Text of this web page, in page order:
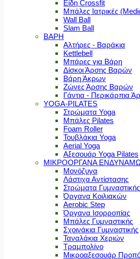
Είδη Crossfit
Μπάλες Ιατρικές
Wall Ball
Slam Ball
ΒΑΡΗ
Αλτήρες - Βαράκια
Kettlebell
Μπάρες για Βάρη
Δίσκοι Άρσης Βαρών
Βάρη Άκρων
Ζώνες Άρσης Βαρών
Γάντια - Περικάρπια
YOGA-PILATES
Στρώματα Yoga
Μπάλες Pilates
Foam Roller
Τουβλάκια Yoga
Aerial Yoga
Αξεσουάρ Yoga Pilates
ΜΙΚΡΟΟΡΓΑΝΑ
Μονόζυγα
Λάστιχα Αντίστασης
Στρώματα Γυμναστικής
Όργανα Κοιλιακών
Aerobic Step
Όργανα Ισορροπίας
Μπάλες Γυμναστικής
Σχοινάκια Γυμναστικής
Ταναλάκια Χεριών
Τραμπολίνο
Μικροαξεσουάρ